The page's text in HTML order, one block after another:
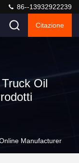
86--13932922239
Citazione
Oil
Manufacturer